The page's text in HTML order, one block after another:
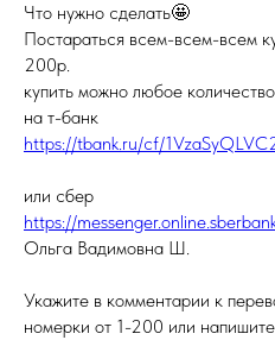
Что нужно сделать🤩
Постараться всем-всем-всем
200р.
купить можно любое
на т-банк
https://tbank.ru/cf/
или сбер
https://
Ольга Вадимовна Ш.
Укажите в комментарии к
номерки от 1-200 или